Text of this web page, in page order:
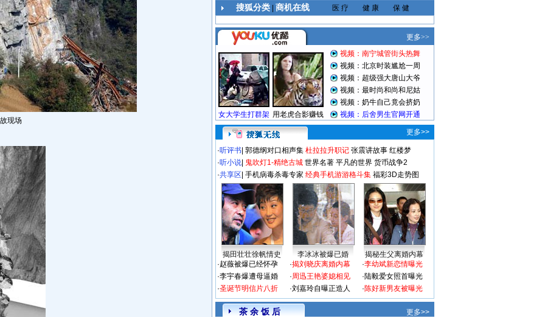
现场
搜狐分类| 商机在线 医 疗 健 康 保 健
更多>>
·听评书 郭德纲对口相声集 杜拉拉升职记 张震讲故事 红楼梦
·听小说 鬼吹灯1-精绝古城 世界名著 平凡的世界 货币战争2
·共享区 手机病毒杀毒专家 经典手机游游格斗集 福彩3D走势图
揭田壮壮徐帆情史 李冰冰被爆已婚
揭秘生父离婚内幕
·赵薇被爆已经怀孕
·李宇春爆遭母逼婚
·圣诞节明信片八折
·揭刘晓庆离婚内幕
·周迅王艳婆媳相见
·刘嘉玲自曝正造人
·李幼斌新恋情曝光
·陆毅爱女照首曝光
·陈好新男友被曝光
茶 余 饭 后
更多>>